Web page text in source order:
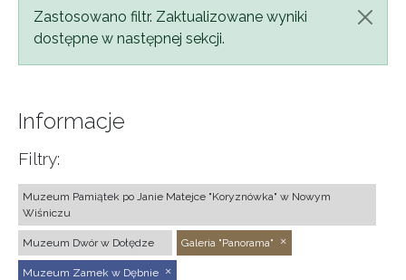
Komunikat
Zastosowano filtr. Zaktualizowane wyniki
dostępne w następnej sekcji.
Informacje
Filtry:
Muzeum Pamiątek po Janie Matejce "Koryznówka" w Nowym
Wiśniczu
Muzeum Dwór w Dołędze Galeria "Panorama"
Muzeum Zamek w Dębnie